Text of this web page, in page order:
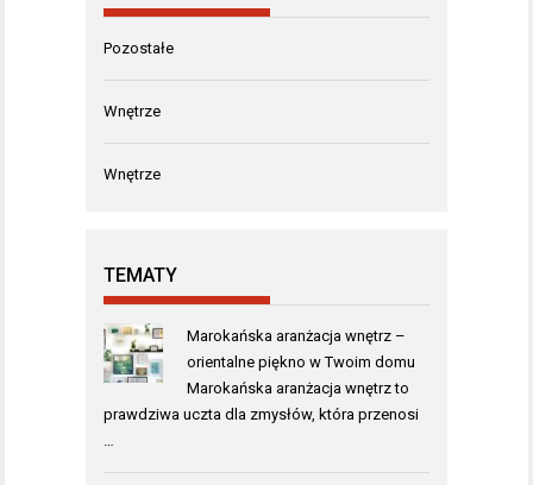
Pozostałe
Wnętrze
Wnętrze
TEMATY
Marokańska aranżacja wnętrz –
orientalne piękno w Twoim domu
Marokańska aranżacja wnętrz to
prawdziwa uczta dla zmysłów, która przenosi